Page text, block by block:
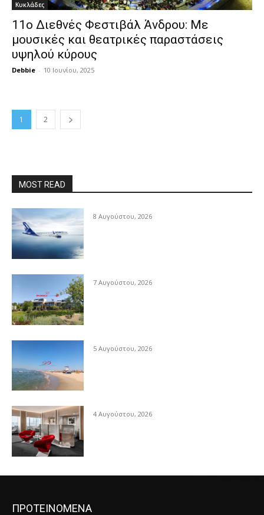
Κυκλάδες
11ο Διεθνές Φεστιβάλ Άνδρου: Με
μουσικές και θεατρικές παραστάσεις
υψηλού κύρους
Debbie - 10 Ιουνίου, 2025
1 2
MOST READ
8 Αυγούστου, 2026
7 Αυγούστου, 2026
5 Αυγούστου, 2026
4 Αυγούστου, 2026
ΠΡΟΤΕΙΝΟΜΕΝΑ